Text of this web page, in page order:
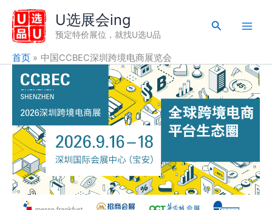
U选展会ing
预定特价展位，就找U选U品
搜
首页 中国CCBEC深圳跨境电商展览会